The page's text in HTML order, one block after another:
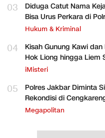
03
Diduga Catut Nama
Bisa Urus Perkara di
Hukum & Kriminal
04
Kisah Gunung Kawi
Hok Liong hingga Liem
iMisteri
05
Polres Jakbar Diminta
Rekondisi di
Megapolitan